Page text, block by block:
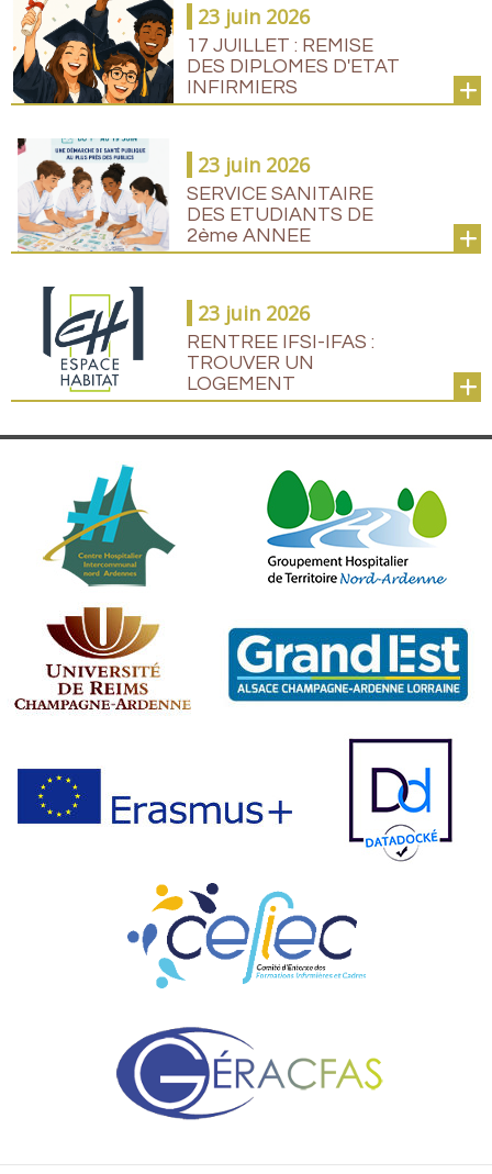
Actualités
Contact
23 juin 2026
17 JUILLET : REMISE
DES DIPLOMES D'ETAT
INFIRMIERS
23 juin 2026
SERVICE SANITAIRE
DES ETUDIANTS DE
2ème ANNEE
23 juin 2026
RENTREE IFSI-IFAS :
TROUVER UN
LOGEMENT